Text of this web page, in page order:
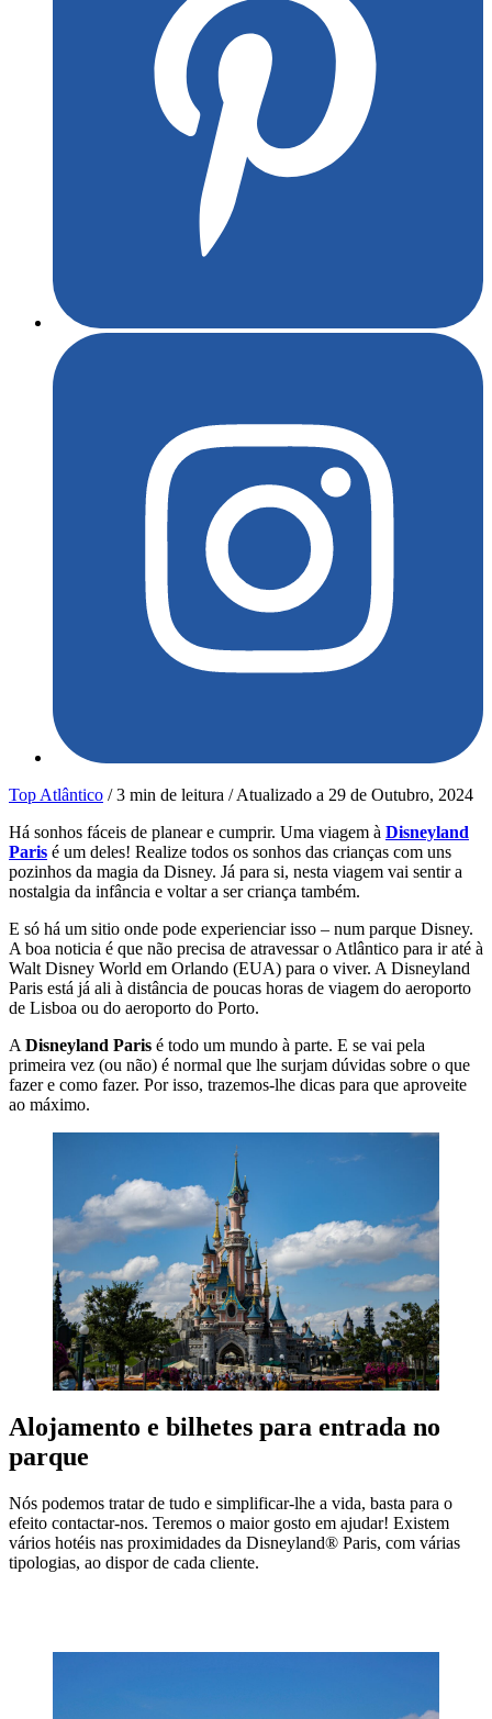
Top Atlântico / 3 min de leitura /Atualizado a 29 de Outubro, 2024
Há sonhos fáceis de planear e cumprir. Uma viagem à Disneyland
Paris é um deles! Realize todos os sonhos das crianças com uns
pozinhos da magia da Disney. Já para si, nesta viagem vai sentir a
nostalgia da infância e voltar a ser criança também.
E só há um sitio onde pode experienciar isso – num parque Disney.
A boa noticia é que não precisa de atravessar o Atlântico para ir até à
Walt Disney World em Orlando (EUA) para o viver. A Disneyland
Paris está já ali à distância de poucas horas de viagem do aeroporto
de Lisboa ou do aeroporto do Porto.
ADisneyland Paris é todo um mundo à parte. E se vai pela
primeira vez (ou não) é normal que lhe surjam dúvidas sobre o que
fazer e como fazer. Por isso, trazemos-lhe dicas para que aproveite
ao máximo.
Alojamento e bilhetes para entrada no
parque
Nós podemos tratar de tudo e simplificar-lhe a vida, basta para o
efeito contactar-nos. Teremos o maior gosto em ajudar! Existem
vários hotéis nas proximidades da Disneyland® Paris, com várias
tipologias, ao dispor de cada cliente.